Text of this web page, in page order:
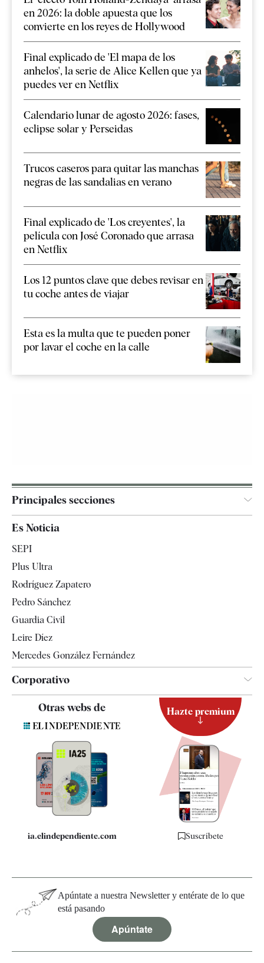
en 2026: la doble apuesta que los
convierte en los reyes de Hollywood
Final explicado de 'El mapa de los
anhelos', la serie de Alice Kellen que ya
puedes ver en Netflix
Calendario lunar de agosto 2026: fases,
eclipse solar y Perseidas
Trucos caseros para quitar las manchas
negras de las sandalias en verano
Final explicado de 'Los creyentes', la
película con José Coronado que arrasa
en Netflix
Los 12 puntos clave que debes revisar en
tu coche antes de viajar
Esta es la multa que te pueden poner
por lavar el coche en la calle
Principales secciones
Televisión
Es Noticia
SEPI
Plus Ultra
Rodríguez Zapatero
Pedro Sánchez
Guardia Civil
Leire Díez
Mercedes González Fernández
Corporativo
Quiénes somos
Especificaciones
Otras webs de
ia.elindependiente.com
Hazte premium
Suscríbete
Apúntate a nuestra Newsletter y entérate de lo que
está pasando
Apúntate